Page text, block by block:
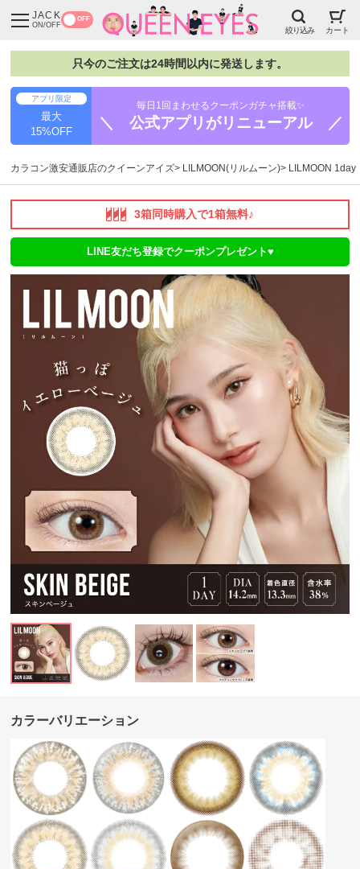
JACK
ON/OFF
OFF
絞り込み カート
只今のご注文は24時間以内に発送します。
アプリ限定
最大
15%OFF
毎日1回まわせるクーポンガチャ搭載✨
＼ 公式アプリがリニューアル ／
カラコン激安通販店のクイーンアイズ LILMOON(リルムーン) LILMOON 1day
3箱同時購入で1箱無料♪
LINE友だち登録でクーポンプレゼント♥
カラーバリエーション